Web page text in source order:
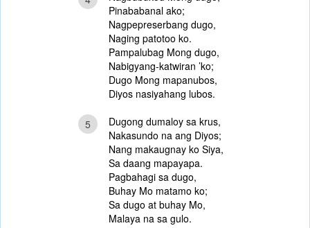
Pinababanal ako;
Nagpepreserbang dugo,
Naging patotoo ko.
Pampalubag Mong dugo,
Nabigyang-katwiran ’ko;
Dugo Mong mapanubos,
Diyos nasiyahang lubos.
5
Dugong dumaloy sa krus,
Nakasundo na ang Diyos;
Nang makaugnay ko Siya,
Sa daang mapayapa.
Pagbahagi sa dugo,
Buhay Mo matamo ko;
Sa dugo at buhay Mo,
Malaya na sa gulo.